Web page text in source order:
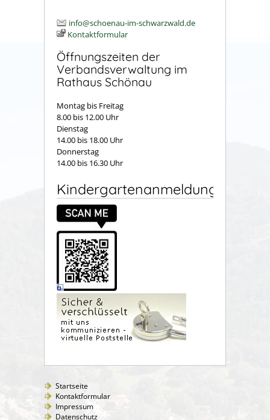
info@schoenau-im-schwarzwald.de
Kontaktformular
Öffnungszeiten der
Verbandsverwaltung im
Rathaus Schönau
Montag bis Freitag
8.00 bis 12.00 Uhr
Dienstag
14.00 bis 18.00 Uhr
Donnerstag
14.00 bis 16.30 Uhr
Kindergartenanmeldung
Startseite
Kontaktformular
Impressum
Datenschutz